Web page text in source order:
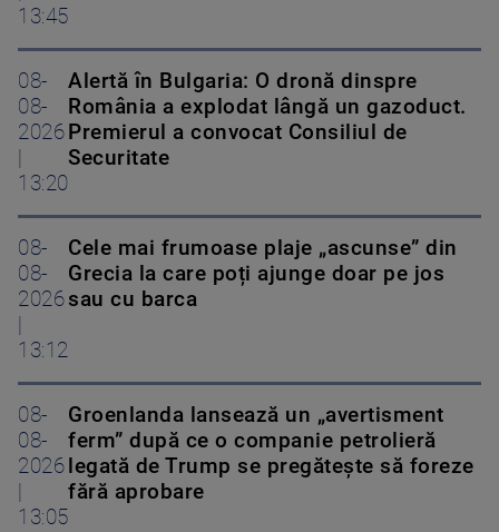
13:45
08-
08-
2026
13:20
Alertă în Bulgaria: O dronă dinspre
România a explodat lângă un gazoduct.
Premierul a convocat Consiliul de
Securitate
08-
08-
2026
13:12
Cele mai frumoase plaje „ascunse” din
Grecia la care poți ajunge doar pe jos
sau cu barca
08-
08-
2026
13:05
Groenlanda lansează un „avertisment
ferm” după ce o companie petrolieră
legată de Trump se pregătește să foreze
fără aprobare